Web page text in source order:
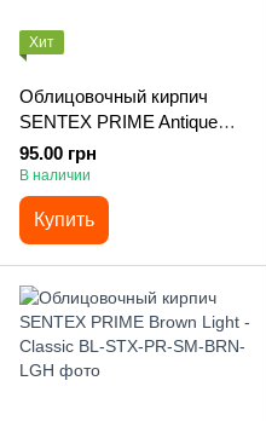
Хит
Облицовочный кирпич
SENTEX PRIME Antique
Brown
95.00 грн
В наличии
Купить